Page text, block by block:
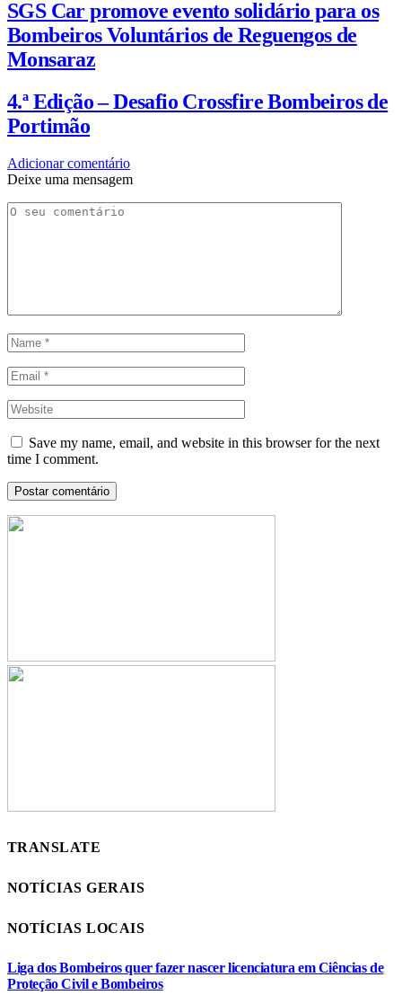
SGS Car promove evento solidário para os
Bombeiros Voluntários de Reguengos de
Monsaraz
4.ª Edição – Desafio Crossfire Bombeiros de
Portimão
Adicionar comentário
Deixe uma mensagem
Save my name, email, and website in this browser for the next
time I comment.
TRANSLATE
NOTÍCIAS GERAIS
NOTÍCIAS LOCAIS
Liga dos Bombeiros quer fazer nascer licenciatura em Ciências de
Proteção Civil e Bombeiros